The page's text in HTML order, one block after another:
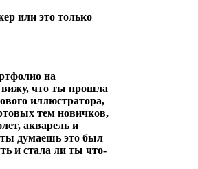
или это только
на
что ты прошла
иллюстратора,
тем новичков,
акварель и
ты думаешь это был
и стала ли ты что-